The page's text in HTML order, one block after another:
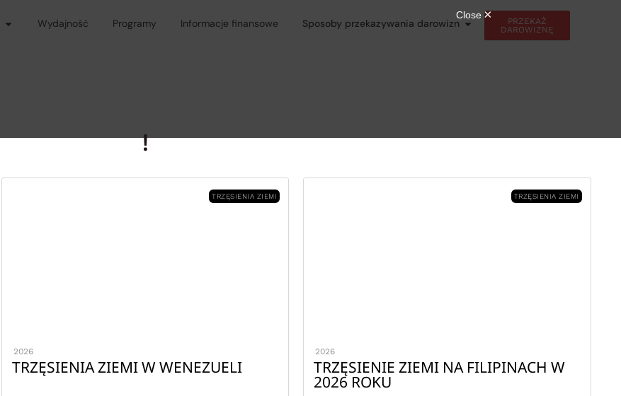
Wydajność Programy Informacje finansowe Sposoby przekazywania darowizn
PRZEKAŻ
DAROWIZNĘ
!
TRZĘSIENIA ZIEMI
2026
TRZĘSIENIA ZIEMI W WENEZUELI
TRZĘSIENIA ZIEMI
2026
TRZĘSIENIE ZIEMI NA FILIPINACH W
2026 ROKU